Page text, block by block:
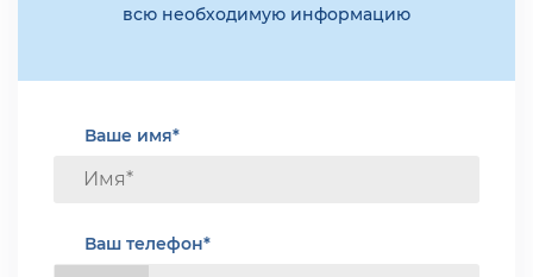
всю необходимую информацию
Ваше имя*
Ваш телефон*